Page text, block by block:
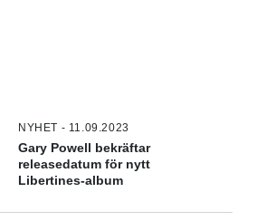
NYHET - 11.09.2023
Gary Powell bekräftar
releasedatum för nytt
Libertines-album